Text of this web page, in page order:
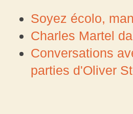
Soyez écolo,
Charles Martel
Conversations
parties d'Oliver